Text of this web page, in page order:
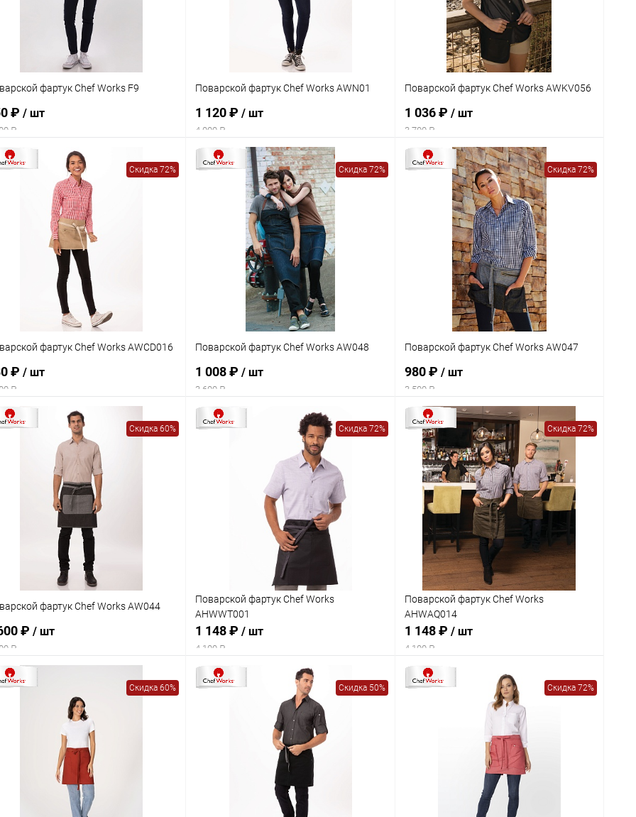
фартук Chef Works F9
₽ / шт
₽
Поварской фартук Chef Works AWN01
1 120 ₽/ шт
4 000 ₽
Поварской фартук Chef Works AWKV056
1 036 ₽ / шт
3 700 ₽
Скидка 72%
фартук Chef Works AWCD016
₽ / шт
₽
Скидка 72%
Поварской фартук Chef Works AW048
1 008 ₽/ шт
3 600 ₽
Скидка 72%
Поварской фартук Chef Works AW047
980 ₽ / шт
3 500 ₽
Скидка 60%
фартук Chef Works AW044
₽ / шт
₽
Скидка 72%
Поварской фартук Chef Works
AHWWT001
1 148 ₽/ шт
4 100 ₽
Скидка 72%
Поварской фартук Chef Works
AHWAQ014
1 148 ₽ / шт
4 100 ₽
Скидка 60% Скидка 50% Скидка 72%